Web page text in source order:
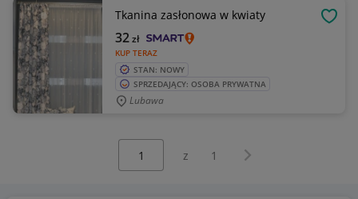
Tkanina zasłonowa w kwiaty
KUP TERAZ
32zł
STAN: NOWY
SPRZEDAJĄCY: OSOBA PRYWATNA
Lubawa
z 1 Następna strona